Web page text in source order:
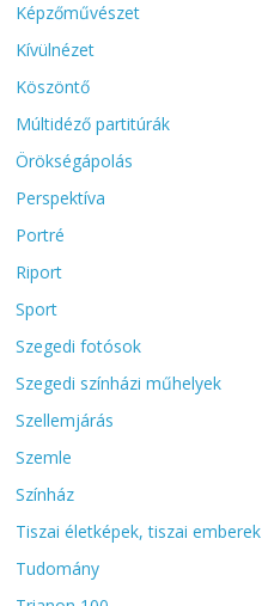
Képzőművészet
Kívülnézet
Köszöntő
Múltidéző partitúrák
Örökségápolás
Perspektíva
Portré
Riport
Sport
Szegedi fotósok
Szegedi színházi műhelyek
Szellemjárás
Szemle
Színház
Tiszai életképek, tiszai emberek
Tudomány